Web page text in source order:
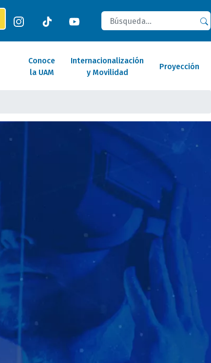
Buscar
Conoce
la UAM
Internacionalización
y Movilidad
Proyección